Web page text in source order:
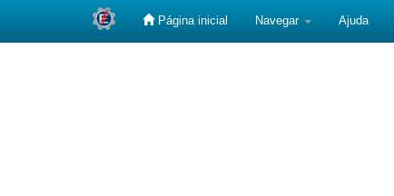
Página inicial Navegar Ajuda